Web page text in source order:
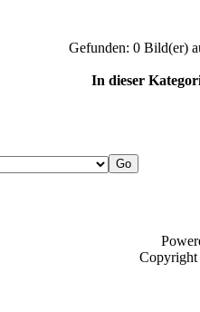
Gefunden: 0 Bild(er)
In dieser